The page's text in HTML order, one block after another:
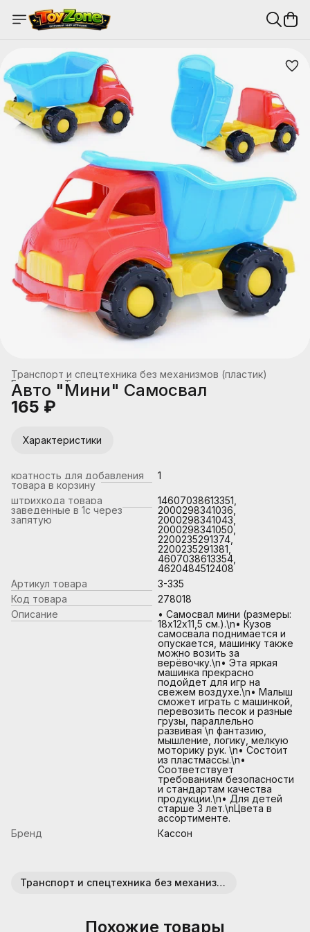
Транспорт и спецтехника без механизмов (пластик)
Транспорт
›
Главная ›
Авто "Мини" Самосвал
165 ₽
Характеристики
кратность для добавления
товара в корзину
1
штрихкода товара
заведенные в 1с через
запятую
14607038613351,
2000298341036,
2000298341043,
2000298341050,
2200235291374,
2200235291381,
4607038613354,
4620484512408
Артикул товара
3-335
Код товара
278018
Описание
• Самосвал мини (размеры:
18х12х11,5 см.).\n• Кузов
самосвала поднимается и
опускается, машинку также
можно возить за
верёвочку.\n• Эта яркая
машинка прекрасно
подойдет для игр на
свежем воздухе.\n• Малыш
сможет играть с машинкой,
перевозить песок и разные
грузы, параллельно
развивая \n фантазию,
мышление, логику, мелкую
моторику рук. \n• Состоит
из пластмассы.\n•
Соответствует
требованиям безопасности
и стандартам качества
продукции.\n• Для детей
старше 3 лет.\nЦвета в
ассортименте.
Бренд
Кассон
Транспорт и спецтехника без механизмов (пластик)
Похожие товары